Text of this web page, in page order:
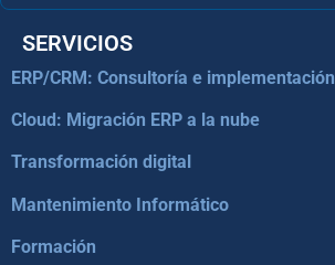
SERVICIOS
ERP/CRM: Consultoría e implementación
Cloud: Migración ERP a la nube
Transformación digital
Mantenimiento Informático
Formación